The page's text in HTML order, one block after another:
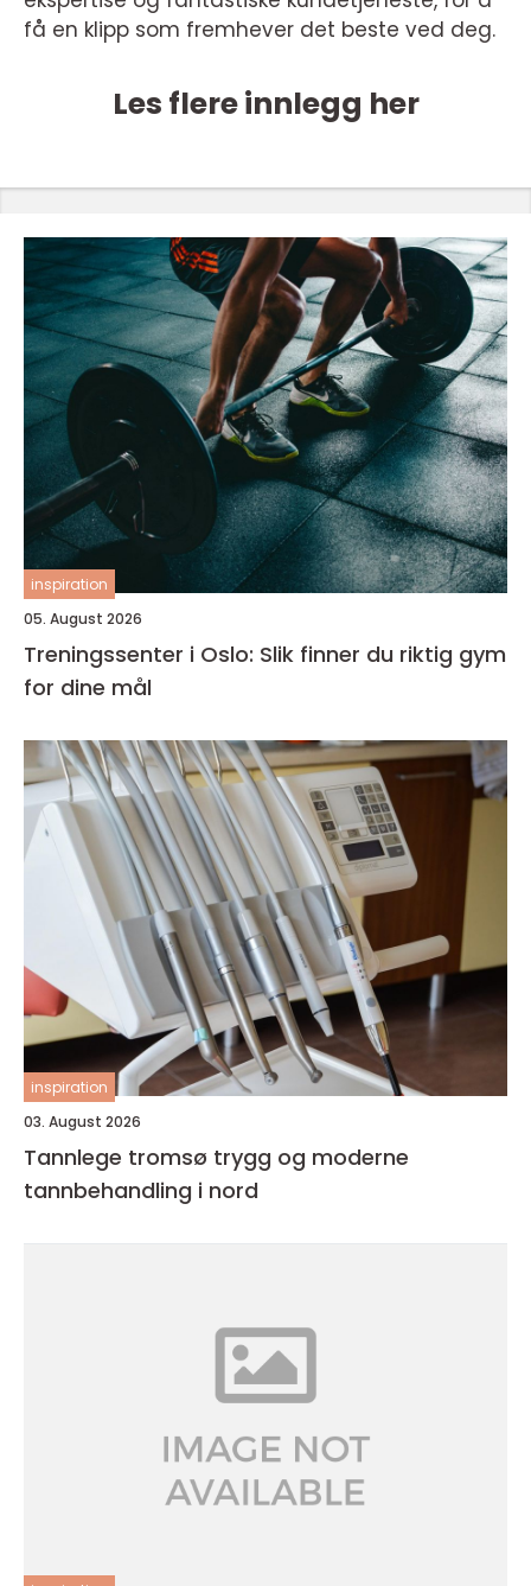
få en klipp som fremhever det beste ved deg.
Les flere innlegg her
inspiration
05. August 2026
Treningssenter i Oslo: Slik finner du riktig gym
for dine mål
inspiration
03. August 2026
Tannlege tromsø trygg og moderne
tannbehandling i nord